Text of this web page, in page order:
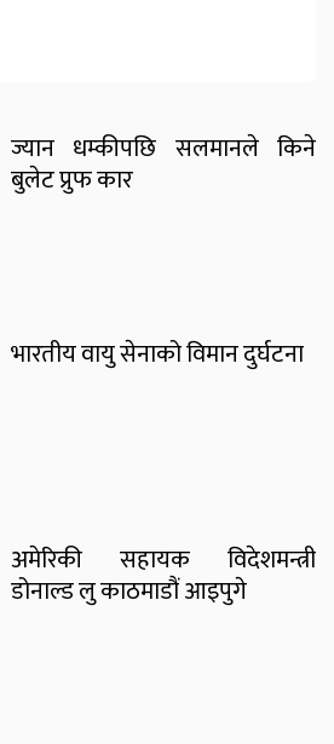
ज्यान धम्कीपछि सलमानले किने
बुलेट प्रुफ कार
भारतीय वायु सेनाको विमान दुर्घटना
अमेरिकी सहायक विदेशमन्त्री
डोनाल्ड लु काठमाडौं आइपुगे